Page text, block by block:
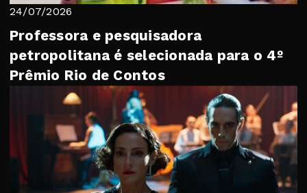
24/07/2026
Professora e pesquisadora
petropolitana é selecionada para o 4º
Prêmio Rio de Contos